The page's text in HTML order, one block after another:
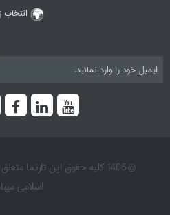
انتخاب
© 1405 کلیه حقوق این تارنما
اسلامی